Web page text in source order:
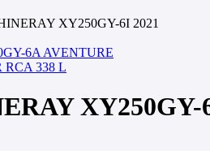
XY250GY-6I 2021
6A AVENTURE
338 L
XY250GY-